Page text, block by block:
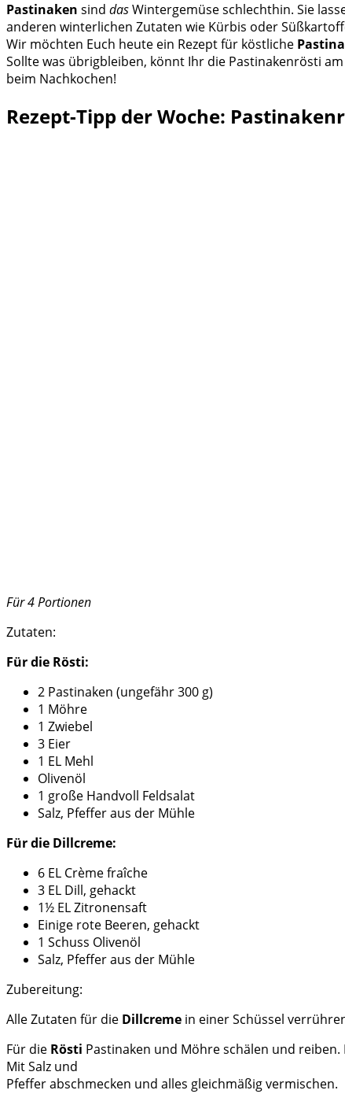
Pastinaken sind dasWintergemüse schlechthin. Sie
anderen winterlichen Zutaten wie Kürbis oder
Wir möchten Euch heute ein Rezept für köstliche
Sollte was übrigbleiben, könnt Ihr die Pastinakenrösti
beim Nachkochen!
Rezept-Tipp der Woche:
Für 4 Portionen
Zutaten:
Für die Rösti:
2 Pastinaken (ungefähr 300 g)
1 Möhre
1 Zwiebel
3 Eier
1 EL Mehl
Olivenöl
1 große Handvoll Feldsalat
Salz, Pfeffer aus der Mühle
Für die Dillcreme:
6 EL Crème fraîche
3 EL Dill, gehackt
1½ EL Zitronensaft
Einige rote Beeren, gehackt
1 Schuss Olivenöl
Salz, Pfeffer aus der Mühle
Zubereitung:
Alle Zutaten für die Dillcreme in einer Schüssel
Für die Rösti Pastinaken und Möhre schälen und
Mit Salz und
Pfeffer abschmecken und alles gleichmäßig vermischen.